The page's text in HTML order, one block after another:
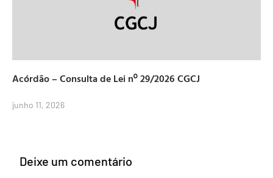
Acórdão – Consulta de Lei nº 29/2026 CGCJ
junho 11, 2026
Deixe um comentário